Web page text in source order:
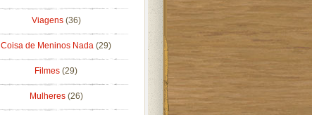
Viagens (36)
Coisa de Meninos Nada (29)
Filmes (29)
Mulheres (26)